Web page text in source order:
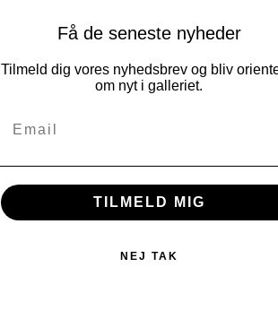
Få de seneste nyheder
Tilmeld dig vores nyhedsbrev og bliv
om nyt i galleriet.
TILMELD MIG
NEJ TAK